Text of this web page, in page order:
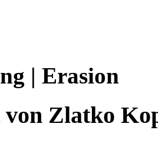
| Erasion
von Zlatko